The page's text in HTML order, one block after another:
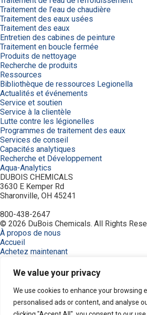
We value your privacy
We use cookies to enhance your browsing
personalised ads or content, and analyse
Traitement de l’eau de chaudière
Traitement des eaux usées
Traitement des eaux
Entretien des cabines de peinture
Traitement en boucle fermée
Produits de nettoyage
Recherche de produits
Ressources
Bibliothèque de ressources Legionella
Actualités et événements
Service et soutien
Service à la clientèle
Lutte contre les légionelles
Programmes de traitement des eaux
Services de conseil
Capacités analytiques
Recherche et Développement
Aqua-Analytics
DUBOIS CHEMICALS
3630 E Kemper Rd
Sharonville, OH 45241
800-438-2647
© 2026 DuBois Chemicals. All Rights
À propos de nous
Accueil
Achetez maintenant
Contactez-nous
Industries
Politique de confidentialité